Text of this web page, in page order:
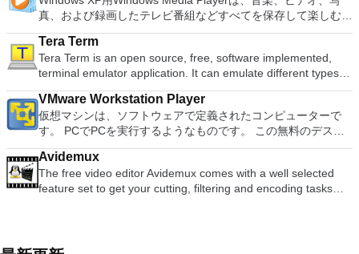
Svenska、Türkçe。
労し、時々フリーズまたはクラッシュすることです。* PCSX2
を使用するには、コンソールから抽出できるPlaystation 2
BIOSが必要です。
document file types (.docx, .pptx, .xlsx, etc.). Thousands of
support (iOS and Android). WPS Cloud Storage included.
Although it is a free suite, WPS Office 2016 Free comes with
many innovative features, including a useful a paragraph
adjustment tool int he Writer program. It has an Office to PDF
converter, automatic spell checking and word count features.
It also has some neat tools such as the Watermark in
document, and converting PowerPoint to Word document
support. Overall, WPS Office 2016 Free is a good alternative
to Microsoft's offering. The Writer program is a versatile word
processor; the Presentation program is an easy to use and
effective slide show maker that helps you to create impressive
Connectを実行しているコンピューターに接続します。 Apple
Screen Sharing（ARD）などのサードパーティ製のVNC互換
ソフトウェアを実行しているコンピューターに直接接続しま
す。 各デバイスでVNC Viewerにサインインして、すべてのデ
バイス間の接続をバックアップおよび同期します。 仮想キー
の高度なキーが含まれています。 Bluetoothキーボードのサポ
ート。 VNC Connectサブスクリプションには、無料、有料、
試用の3つのバージョンがあります。 制御する必要のあるマシ
ンごとに、RealVNCのWebサイトにアクセスして、各コンピ
ューターにVNC Connectをダウンロードするだけです。次
に、RealVNCアカウントの資格情報を使用して、ローカルマ
シンでVNC Viewerにサインインします。そこから、コンピュ
新機能は次のとおりです。 4K DHR向けに最適化 Ultra HD
Blu-ray、4K、HEVC / H.265およびHDR10コンテンツをサポー
ト全画面モードで21：9モニターで2.35：1の映画を見る常時
オンのミニビューでYouTubeライブを見る YouTubeおよび
Vimeoで4K HDRおよび360ビデオを再生 VRエクスペリエンス
の向上：Microsoft Mixed Realityヘッドセット、HTC、VIVE、
およびOculus Riftをサポート Fire TVとキャストのサポート
注：これは商用トライアルです。
XPS形式の電子メール添付ファイルとして送信することもでき
ます（特定の機能はプログラムによって異なります）。 この
ダウンロードは、次のOfficeプログラムで動作します。
Microsoft Office Access 2007。 Microsoft Office Excel 2007。
Microsoft Office InfoPath 2007。 Microsoft Office OneNote
2007。 Microsoft Office PowerPoint 2007。 Microsoft Office
Publisher 2007。 Microsoft Office Visio 2007。 Microsoft
Office Word 2007。 2007 Microsoft Officeプログラムのこの
Microsoft Save as PDFまたはXPSアドインは、2007 Microsoft
Office systemソフトウェアの補足条項であり、2007 Microsoft
Office systemソフトウェアのライセンス条項の対象となりま
す。 システム要件：サポートされているオペレーティングシ
ステム。 Windows Server 2003、Windows Vista、Windows
真、および録画したテレビ番組などすべてを保存して楽しむ最
適な機能を搭載しています。 再生、表示、外出先で楽しむた
めのポータブル デバイスとの同期、さらには家中のデバイス
との共有も、すべて1か所で行えます。 シンプルなデザイン -
まったく新しい外観でデジタル エンターテイメントを楽しめ
ます。 大好きな音楽をより多く - デジタル音楽体験がさらに
楽しくなります。 エンターテイメントをすべて1つの場所に -
音楽、ビデオ、写真、録画したテレビ番組をすべて保存して楽
しめます。 どこでも楽しめる - どこにいても音楽、ビデオ、
写真にアクセスできます。
Tera Term
Tera Term is an open source, free, software implemented,
terminal emulator application. It can emulate different types of
computer terminals, from DEC VT100 to DEC VT382, and it
supports telnet, SSH 1 & 2 and serial port connections. It also
has a built-in macro scripting language and some other useful
plugins. Key features include: Automatically creates logs with
unique log names. Supports SSH, standard telnet and serial
ports. Supports dec/digital/vt terminal standards. Tera Term is
a useful application, which allows the connection to any
remote Telnet or SSH hosts. It sports a clean and crisp layout
VMware Workstation Player
仮想マシンは、ソフトウェアで定義されたコンピューターで
す。 PCでPCを実行するようなものです。 この無料のデスク
トップ仮想化ソフトウェアアプリケーションにより、VMware
Workstation、VMware Fusion、VMware Server、または
VMware ESXで作成された仮想マシンを簡単に操作できます。
主な機能は次のとおりです。 1台のPCで複数のオペレーティ
Avidemux
The free video editor Avidemux comes with a well selected
feature set to get your cutting, filtering and encoding tasks
projects and putting them into the job queue. Features: Non-